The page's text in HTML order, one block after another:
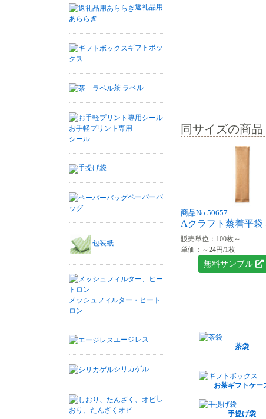
返礼品用
あららぎ
ギフトボッ
クス
茶 ラベル
お手軽プリント専用
シール
手提げ袋
ペーパーバ
ッグ
包装紙
メッシュフィルター・ヒート
ロン
エージレス
シリカゲル
し
おり、たんざくオビ
同サイズの商品
商品No.50657
Aクラフト蒸着平袋
販売単位：100枚～
単価：～24円/1枚
無料サンプル
茶袋
お茶ギフトケー
手提げ袋